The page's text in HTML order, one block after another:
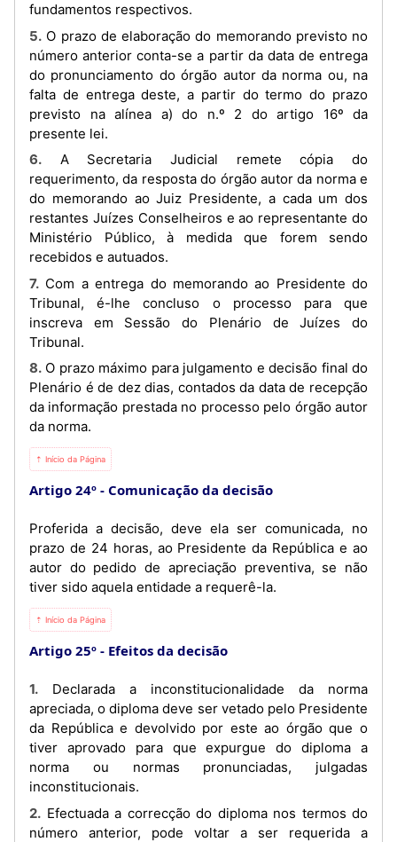
fundamentos respectivos.
5. O prazo de elaboração do memorando previsto no
número anterior conta-se a partir da data de entrega
do pronunciamento do órgão autor da norma ou, na
falta de entrega deste, a partir do termo do prazo
previsto na alínea a) do n.º 2 do artigo 16º da
presente lei.
6. A Secretaria Judicial remete cópia do
requerimento, da resposta do órgão autor da norma e
do memorando ao Juiz Presidente, a cada um dos
restantes Juízes Conselheiros e ao representante do
Ministério Público, à medida que forem sendo
recebidos e autuados.
7. Com a entrega do memorando ao Presidente do
Tribunal, é-lhe concluso o processo para que
inscreva em Sessão do Plenário de Juízes do
Tribunal.
8. O prazo máximo para julgamento e decisão final do
Plenário é de dez dias, contados da data de recepção
da informação prestada no processo pelo órgão autor
da norma.
⇡ Início da Página
Artigo 24º Comunicação da decisão
Proferida a decisão, deve ela ser comunicada, no
prazo de 24 horas, ao Presidente da República e ao
autor do pedido de apreciação preventiva, se não
tiver sido aquela entidade a requerê-la.
⇡ Início da Página
Artigo 25º Efeitos da decisão
1. Declarada a inconstitucionalidade da norma
apreciada, o diploma deve ser vetado pelo Presidente
da República e devolvido por este ao órgão que o
tiver aprovado para que expurgue do diploma a
norma ou normas pronunciadas, julgadas
inconstitucionais.
2. Efectuada a correcção do diploma nos termos do
número anterior, pode voltar a ser requerida a